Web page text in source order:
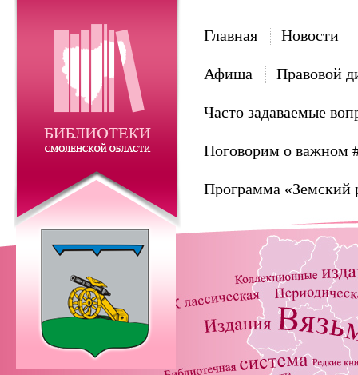
Главная Новости
Афиша Правовой
Часто задаваемые
Поговорим о важном
Программа «Земский